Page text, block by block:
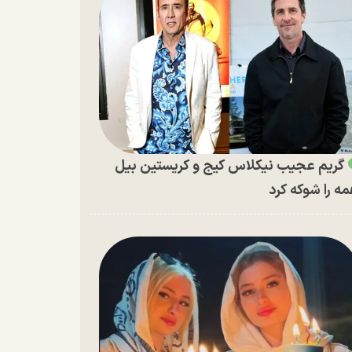
گریم عجیب نیکلاس کیج و کریستین بیل
را شوکه کرد